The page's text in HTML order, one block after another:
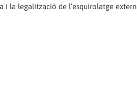
i la legalització de l’esquirolatge extern